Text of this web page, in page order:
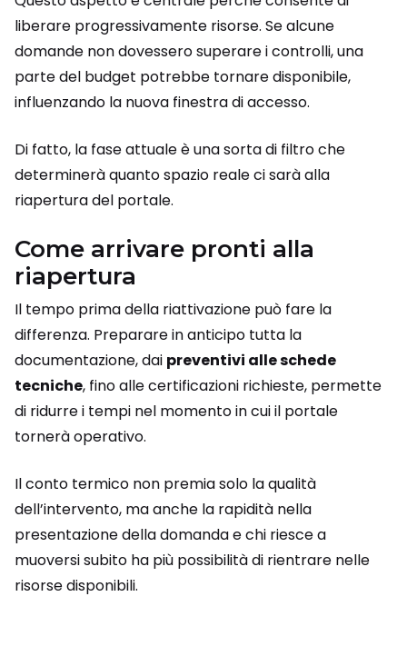
liberare progressivamente risorse. Se alcune
domande non dovessero superare i controlli, una
parte del budget potrebbe tornare disponibile,
influenzando la nuova finestra di accesso.
Di fatto, la fase attuale è una sorta di filtro che
determinerà quanto spazio reale ci sarà alla
riapertura del portale.
Come arrivare pronti alla
riapertura
Il tempo prima della riattivazione può fare la
differenza. Preparare in anticipo tutta la
documentazione, dai preventivi alle schede
tecniche, fino alle certificazioni richieste, permette
di ridurre i tempi nel momento in cui il portale
tornerà operativo.
Il conto termico non premia solo la qualità
dell’intervento, ma anche la rapidità nella
presentazione della domanda e chi riesce a
muoversi subito ha più possibilità di rientrare nelle
risorse disponibili.